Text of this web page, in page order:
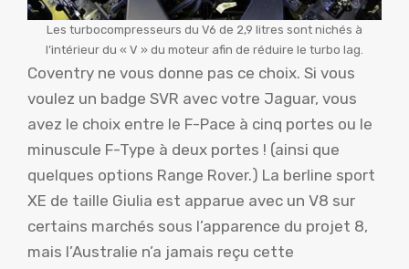
Les turbocompresseurs du V6 de 2,9 litres sont nichés à
l’intérieur du « V » du moteur afin de réduire le turbo lag.
Coventry ne vous donne pas ce choix. Si vous
voulez un badge SVR avec votre Jaguar, vous
avez le choix entre le F-Pace à cinq portes ou le
minuscule F-Type à deux portes ! (ainsi que
quelques options Range Rover.) La berline sport
XE de taille Giulia est apparue avec un V8 sur
certains marchés sous l’apparence du projet 8,
mais l’Australie n’a jamais reçu cette